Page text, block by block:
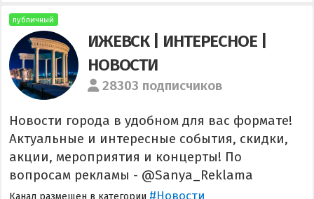
публичный
ИЖЕВСК | ИНТЕРЕСНОЕ |
НОВОСТИ
28303 подписчиков
Новости города в удобном для вас формате!
Актуальные и интересные события, скидки,
акции, мероприятия и концерты! По
вопросам рекламы - @Sanya_Reklama
#Новости